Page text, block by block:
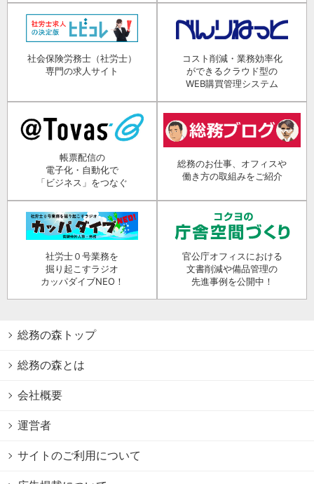
社会保険労務士（社労士）
専門の求人サイト
コスト削減・業務効率化
ができるクラウド型の
WEB購買管理システム
帳票配信の
電子化・自動化で
「ビジネス」をつなぐ
総務のお仕事、オフィスや
働き方の取組みをご紹介
社労士０号業務を
掘り起こすラジオ
カッパダイブNEO！
官公庁オフィスにおける
文書削減や備品管理の
先進事例を公開中！
総務の森トップ
総務の森とは
会社概要
運営者
サイトのご利用について